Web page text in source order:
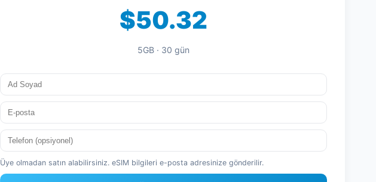
$50.32
5GB · 30 gün
Üye olmadan satın alabilirsiniz. eSIM bilgileri e-posta adresinize gönderilir.